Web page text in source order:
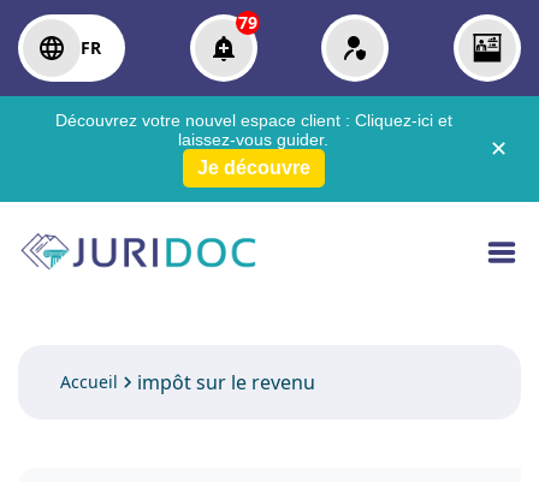
FR
79
Découvrez votre nouvel espace client : Cliquez-ici et
laissez-vous guider.
Je découvre
✕
Accueil impôt sur le revenu